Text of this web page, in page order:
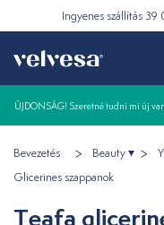
Ingyenes szállítás
ÚJDONSÁG! Szeretné tudni mi új
Bevezetés Beauty
Glicerines szappanok
Teafa